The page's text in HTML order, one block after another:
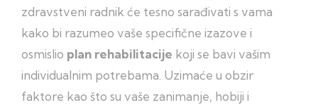
zdravstveni radnik će tesno sarađivati s vama
kako bi razumeo vaše specifične izazove i
osmislio plan rehabilitacije koji se bavi vašim
individualnim potrebama. Uzimaće u obzir
faktore kao što su vaše zanimanje, hobiji i